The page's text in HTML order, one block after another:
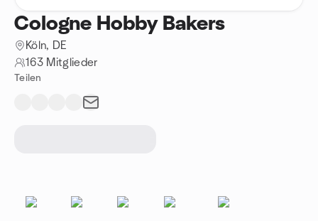
Cologne Hobby Bakers
Köln, DE
163 Mitglieder
Teilen